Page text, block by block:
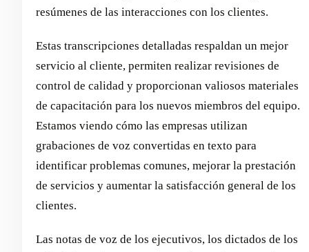
resúmenes de las interacciones con los clientes.
Estas transcripciones detalladas respaldan un mejor
servicio al cliente, permiten realizar revisiones de
control de calidad y proporcionan valiosos materiales
de capacitación para los nuevos miembros del equipo.
Estamos viendo cómo las empresas utilizan
grabaciones de voz convertidas en texto para
identificar problemas comunes, mejorar la prestación
de servicios y aumentar la satisfacción general de los
clientes.
Las notas de voz de los ejecutivos, los dictados de los